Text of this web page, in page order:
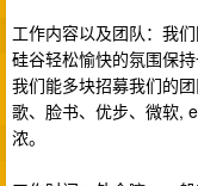
工作内容以及团队：我
硅谷轻松愉快的氛围保
我们能多块招募我们的
歌、脸书、优步、微软,
浓。